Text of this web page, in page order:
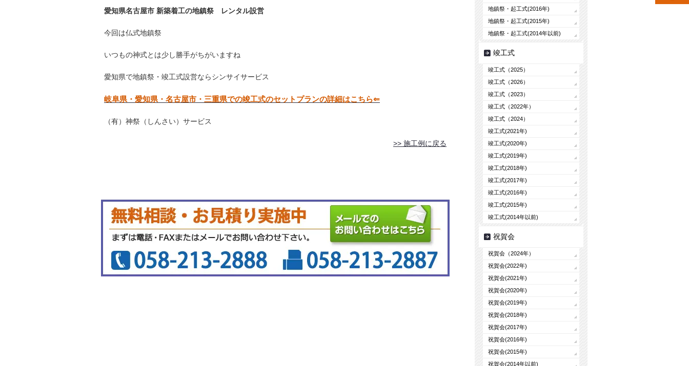
愛知県名古屋市 新築着工の地鎮祭 レンタル設営
今回は仏式地鎮祭
いつもの神式とは少し勝手がちがいますね
愛知県で地鎮祭・竣工式設営ならシンサイサービス
岐阜県・愛知県・名古屋市・三重県での竣工式のセットプランの詳細はこちら⇐
（有）神祭（しんさい）サービス
>> 施工例に戻る
地鎮祭・起工式(2016年)
地鎮祭・起工式(2015年)
地鎮祭・起工式(2014年以前)
竣工式
竣工式（2025）
竣工式（2026）
竣工式（2023）
竣工式（2022年）
竣工式（2024）
竣工式(2021年)
竣工式(2020年)
竣工式(2019年)
竣工式(2018年)
竣工式(2017年)
竣工式(2016年)
竣工式(2015年)
竣工式(2014年以前)
祝賀会
祝賀会（2024年）
祝賀会(2022年)
祝賀会(2021年)
祝賀会(2020年)
祝賀会(2019年)
祝賀会(2018年)
祝賀会(2017年)
祝賀会(2016年)
祝賀会(2015年)
祝賀会(2014年以前)